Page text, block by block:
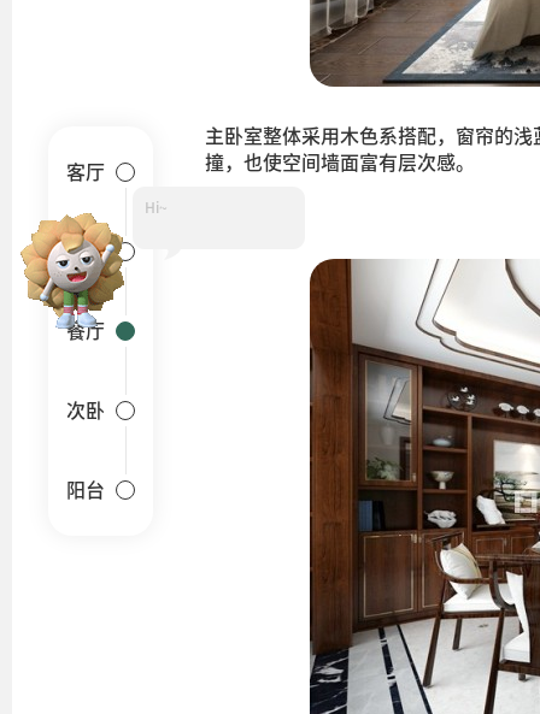
主卧室整体采用木色系搭配，窗帘的
撞，也使空间墙面富有层次感。
客厅
卧室
餐厅
次卧
阳台
Hi~